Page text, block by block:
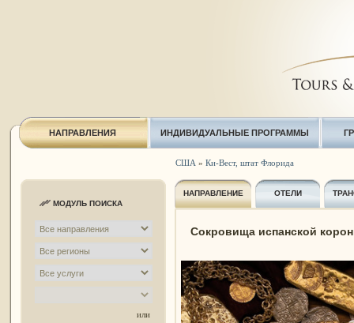
НАПРАВЛЕНИЯ ИНДИВИДУАЛЬНЫЕ ПРОГРАММЫ
МОДУЛЬ ПОИСКА
или
США » Ки-Вест, штат Флорида
НАПРАВЛЕНИЕ ОТЕЛИ
Сокровища испанской